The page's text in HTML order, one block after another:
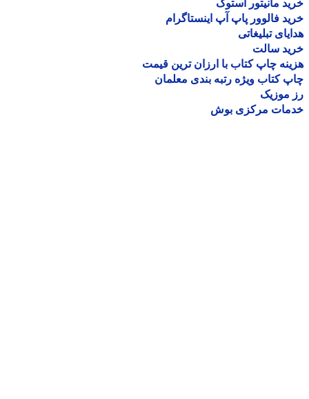
مانیتور استوک
فالوور پاپ آپ اینستاگرام
تبلیغاتی
سالت
چاپ کتاب با ارزان ترین قیمت
کتاب ویژه رتبه بندی معلمان
موزیک
مرکزی بوش